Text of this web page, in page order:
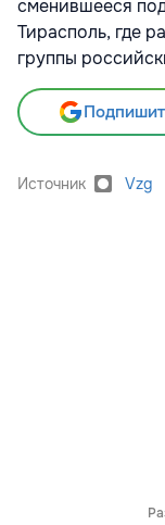
сменившееся
Тирасполь, где
группы
Источник Vzg